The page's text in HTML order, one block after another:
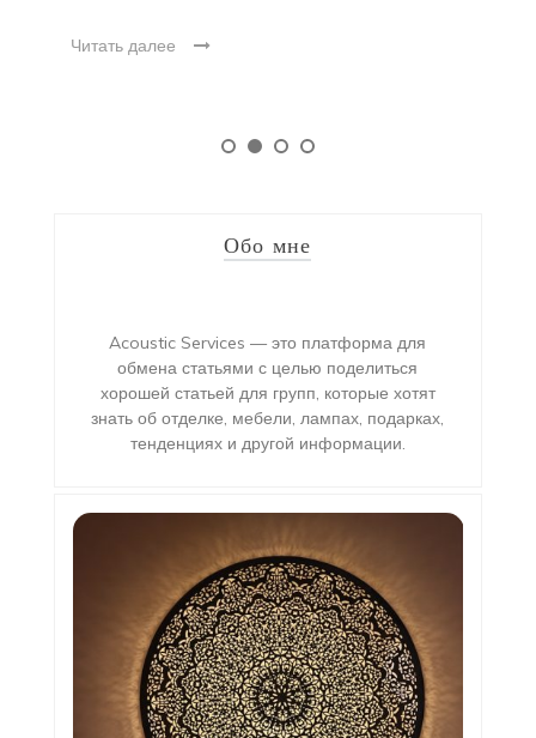
Читать далее
Обо мне
Acoustic Services — это платформа для
обмена статьями с целью поделиться
хорошей статьей для групп, которые хотят
знать об отделке, мебели, лампах, подарках,
тенденциях и другой информации.